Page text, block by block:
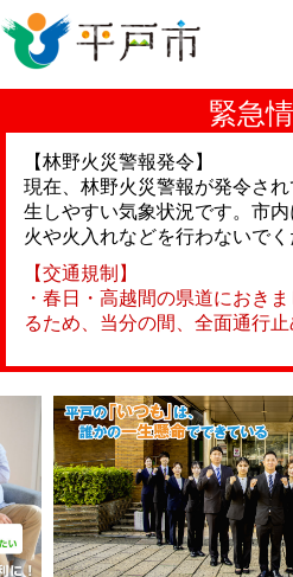
緊急
【林野火災警報発令】
現在、林野火災警報が発令さ
生しやすい気象状況です。市
火や火入れなどを行わないでく
【交通規制】
・春日・高越間の県道におき
るため、当分の間、全面通行止